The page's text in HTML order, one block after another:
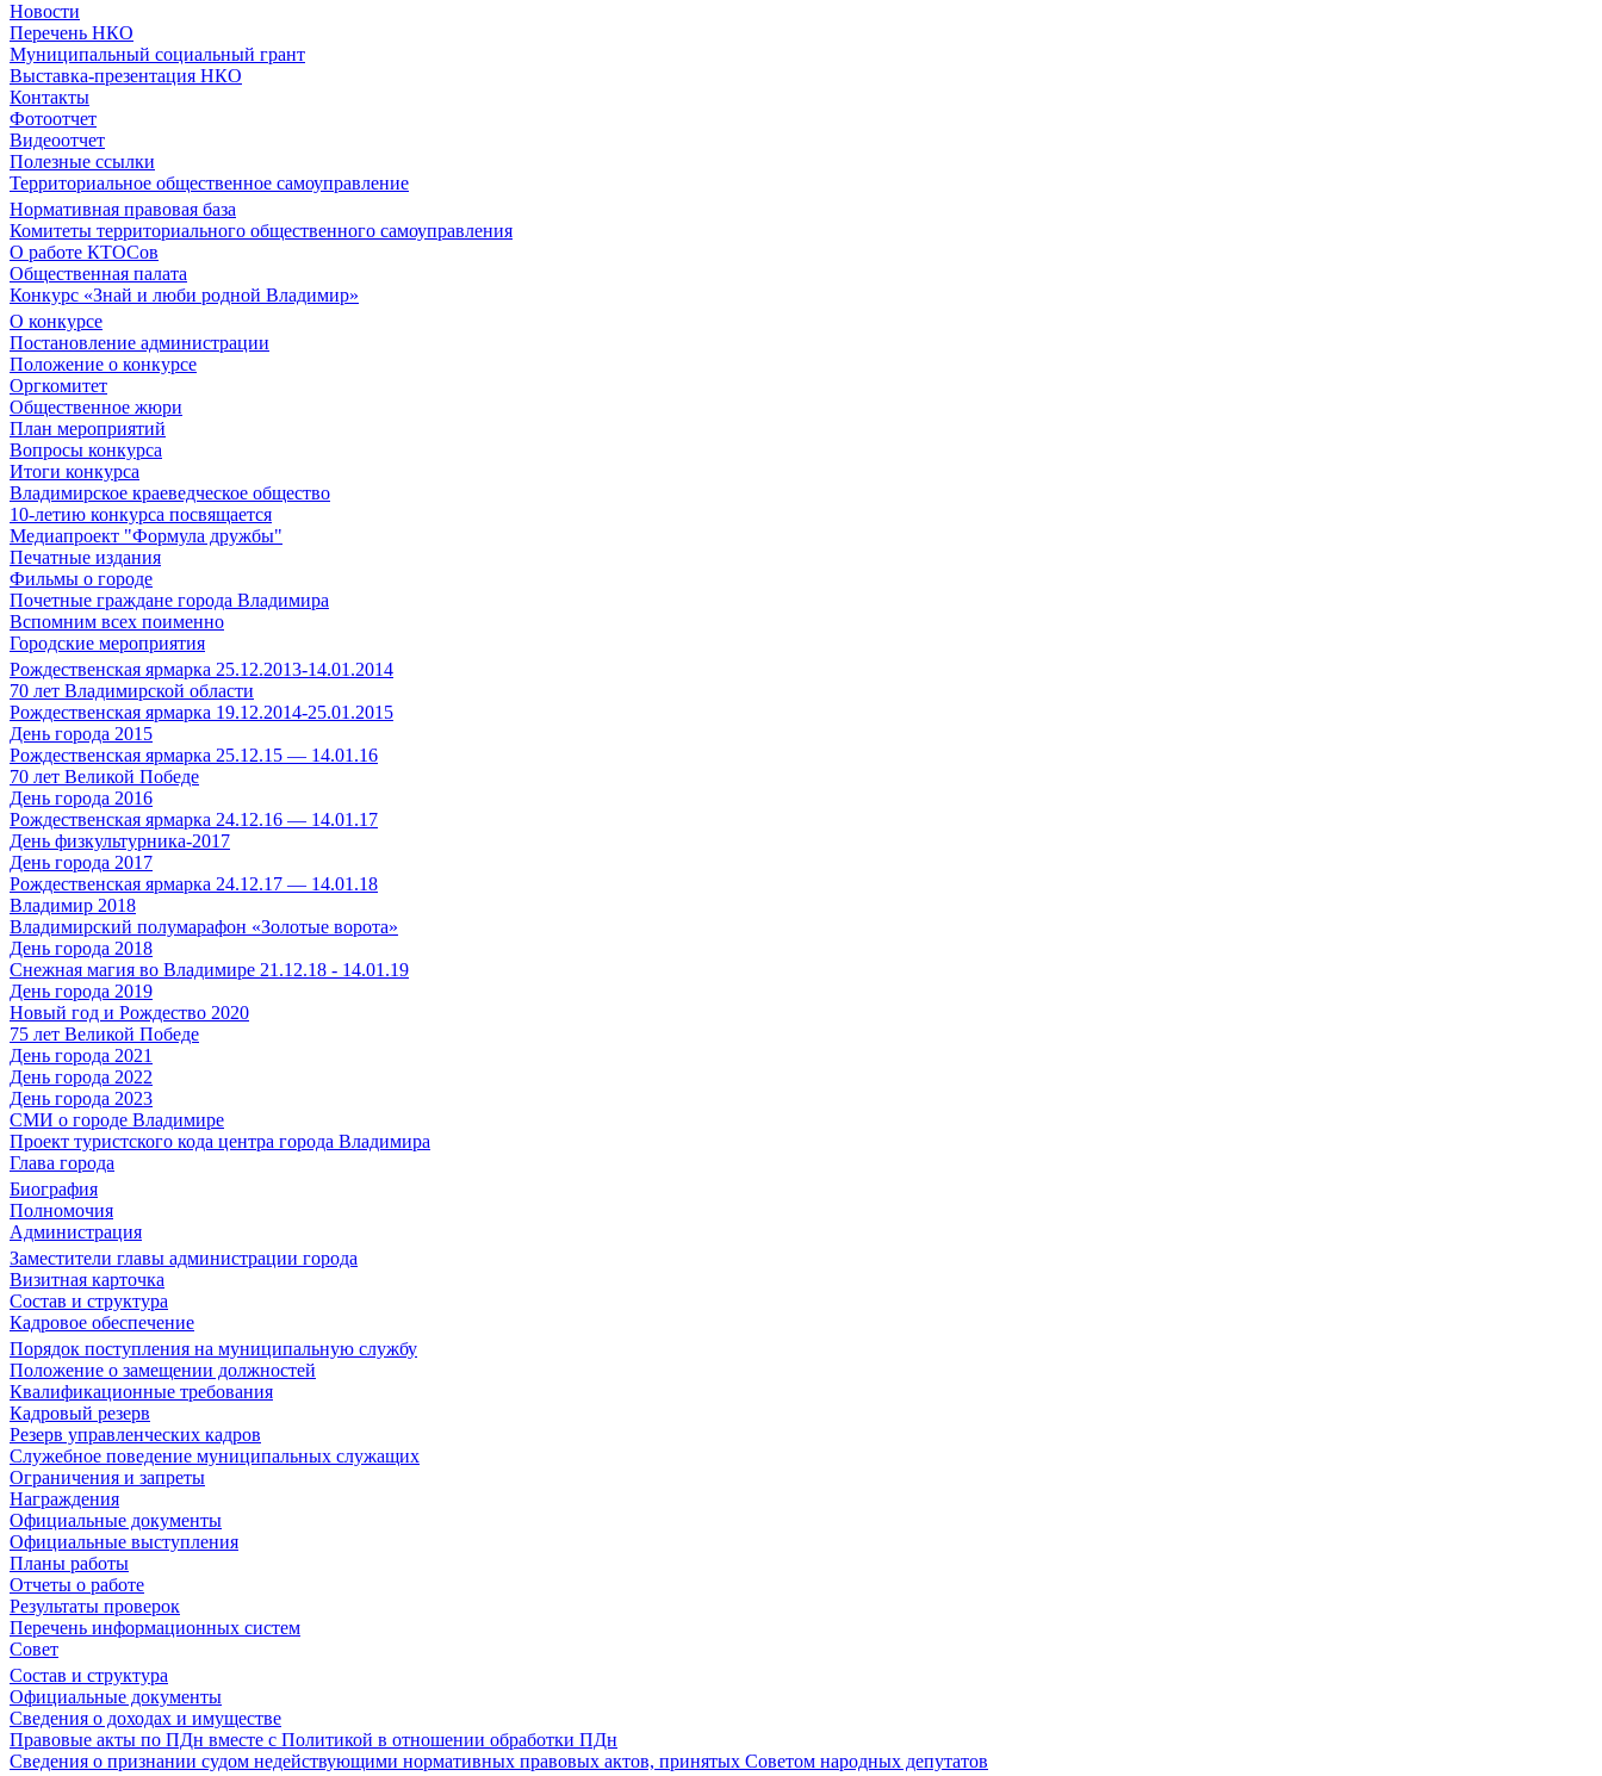
Новости
Перечень НКО
Муниципальный социальный грант
Выставка-презентация НКО
Контакты
Фотоотчет
Видеоотчет
Полезные ссылки
Территориальное общественное самоуправление
Нормативная правовая база
Комитеты территориального общественного самоуправления
О работе КТОСов
Общественная палата
Конкурс «Знай и люби родной Владимир»
О конкурсе
Постановление администрации
Положение о конкурсе
Оргкомитет
Общественное жюри
План мероприятий
Вопросы конкурса
Итоги конкурса
Владимирское краеведческое общество
10-летию конкурса посвящается
Медиапроект "Формула дружбы"
Печатные издания
Фильмы о городе
Почетные граждане города Владимира
Вспомним всех поименно
Городские мероприятия
Рождественская ярмарка 25.12.2013-14.01.2014
70 лет Владимирской области
Рождественская ярмарка 19.12.2014-25.01.2015
День города 2015
Рождественская ярмарка 25.12.15 — 14.01.16
70 лет Великой Победе
День города 2016
Рождественская ярмарка 24.12.16 — 14.01.17
День физкультурника-2017
День города 2017
Рождественская ярмарка 24.12.17 — 14.01.18
Владимир 2018
Владимирский полумарафон «Золотые ворота»
День города 2018
Снежная магия во Владимире 21.12.18 - 14.01.19
День города 2019
Новый год и Рождество 2020
75 лет Великой Победе
День города 2021
День города 2022
День города 2023
СМИ о городе Владимире
Проект туристского кода центра города Владимира
Глава города
Биография
Полномочия
Администрация
Заместители главы администрации города
Визитная карточка
Состав и структура
Кадровое обеспечение
Порядок поступления на муниципальную службу
Положение о замещении должностей
Квалификационные требования
Кадровый резерв
Резерв управленческих кадров
Служебное поведение муниципальных служащих
Ограничения и запреты
Награждения
Официальные документы
Официальные выступления
Планы работы
Отчеты о работе
Результаты проверок
Перечень информационных систем
Совет
Состав и структура
Официальные документы
Сведения о доходах и имуществе
Правовые акты по ПДн вместе с Политикой в отношении обработки ПДн
Сведения о признании судом недействующими нормативных правовых актов, принятых Советом народных депутатов